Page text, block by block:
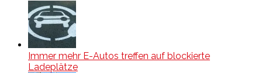
Immer mehr E-Autos treffen auf blockierte
Ladeplätze